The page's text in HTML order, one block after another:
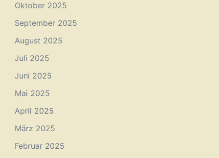
Oktober 2025
September 2025
August 2025
Juli 2025
Juni 2025
Mai 2025
April 2025
März 2025
Februar 2025